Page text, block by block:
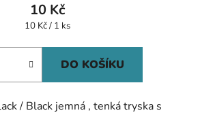
10 Kč
Měrná
10 Kč / 1 ks
DO KOŠÍKU
/ Black jemná , tenká tryska s